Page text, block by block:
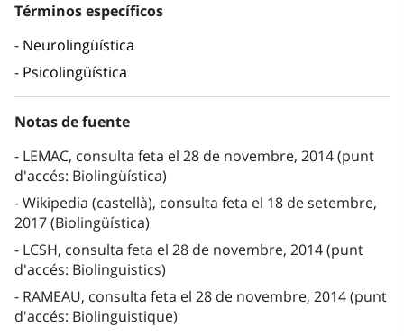
Términos específicos
Neurolingüística
Psicolingüística
Notas de fuente
LEMAC, consulta feta el 28 de novembre, 2014 (punt
d'accés: Biolingüística)
Wikipedia (castellà), consulta feta el 18 de setembre,
2017 (Biolingüística)
LCSH, consulta feta el 28 de novembre, 2014 (punt
d'accés: Biolinguistics)
RAMEAU, consulta feta el 28 de novembre, 2014 (punt
d'accés: Biolinguistique)